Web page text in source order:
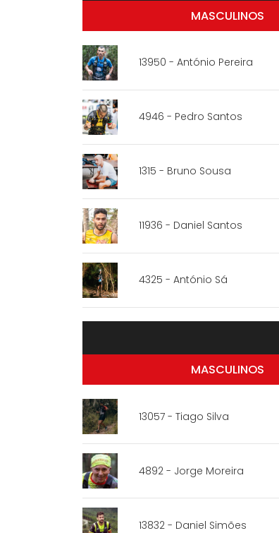
MASCULINOS
13950 - António Pereira
4946 - Pedro Santos
1315 - Bruno Sousa
11936 - Daniel Santos
4325 - António Sá
MASCULINOS
13057 - Tiago Silva
4892 - Jorge Moreira
13832 - Daniel Simões